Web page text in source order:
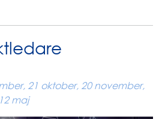
21 oktober, 20 november,
maj